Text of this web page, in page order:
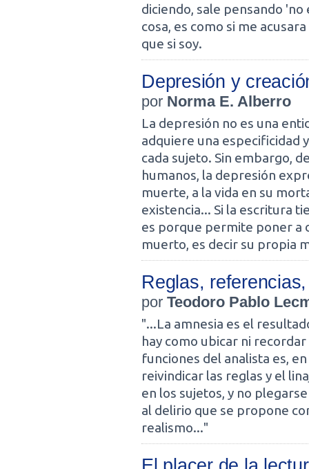
diciendo, sale pensando 'no
cosa, es como si me
que si soy.
Depresión y
por Norma E. Alberro
La depresión no es una
adquiere una especificidad
cada sujeto. Sin embargo,
humanos, la depresión
muerte, a la vida en su
existencia... Si la escritura
es porque permite poner a
muerto, es decir su propia
Reglas,
por Teodoro Pablo
"...La amnesia es el
hay como ubicar ni
funciones del analista es,
reivindicar las reglas y el
en los sujetos, y no
al delirio que se propone
realismo..."